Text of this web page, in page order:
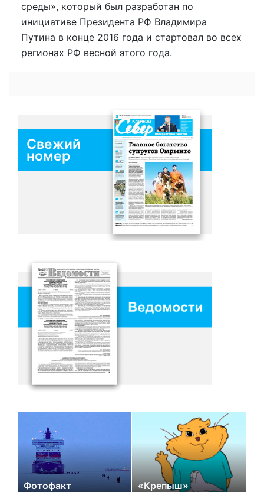
среды», который был разработан по
инициативе Президента РФ Владимира
Путина в конце 2016 года и стартовал во всех
регионах РФ весной этого года.
Свежий
номер
Фотофакт «Крепыш»